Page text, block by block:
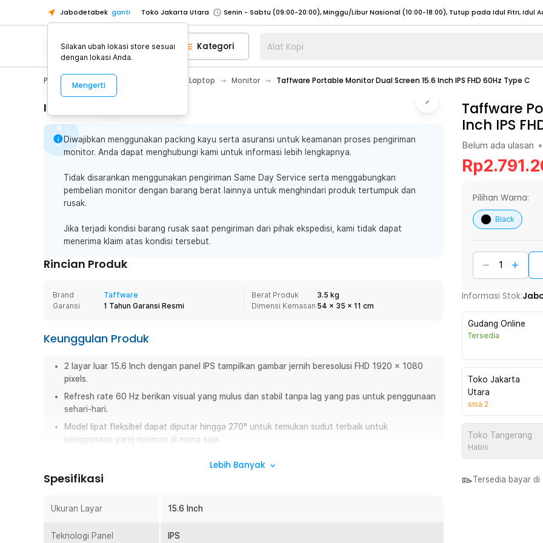
Jabodetabek ganti Toko Jakarta Utara
Toko Tangerang
Toko Cikupa
Pick n Go Jakarta Barat
Senin - Jumat (07:00 - 20:00), Sabtu - Minggu (08:00 - 20:00), Tutup pada Idul Fitri
Pick n Go Bekasi
Senin - Jumat (08:00 - 20:00), Sabtu - Minggu/ Libur Nasional (08:00 - 17:00) Selengkapnya
Senin - Jumat (08:00 - 20:00), Sabtu - Minggu/ Libur Nasional (08:00 - 17:00) Selengkapnya
Senin - Sabtu (09:00-20:00), Minggu/Libur Nasional (12:00-20:00), Tutup pada Idul Fitri
Toko Jakarta Barat
Senin - Sabtu (09:00-20:00), Minggu/Libur Nasional (12:00-20:00), Tutup pada Idul Fitri
Toko Jakarta Utara
Toko Tangerang
Toko Cikupa
Senin - Jumat (07:00 - 20:00), Sabtu - Minggu (08:00 - 20:00), Tutup pada Idul Fitri
Pick n Go Bekasi
Senin - Jumat (08:00 - 20:00), Sabtu - Minggu/ Libur Nasional (08:00 - 17:00)
Selengkapnya
Kategori Alat Kopi
PC & Laptop Aksesoris Komputer & Laptop Monitor Taffware Portable Monitor Dual Screen 15.6 Inch IPS FHD 60Hz Type C
Informasi Penting
Diwajibkan menggunakan packing kayu serta asuransi untuk keamanan proses pengiriman
monitor. Anda dapat menghubungi kami untuk informasi lebih lengkapnya.
Tidak disarankan menggunakan pengiriman Same Day Service serta menggabungkan
pembelian monitor dengan barang berat lainnya untuk menghindari produk tertumpuk dan
rusak.
Jika terjadi kondisi barang rusak saat pengiriman dari pihak ekspedisi, kami tidak dapat
menerima klaim atas kondisi tersebut.
Rincian Produk
Brand
Taffware
Garansi
1 Tahun Garansi Resmi
Berat Produk
3.5 kg
Dimensi Kemasan 54 x 35 x 11 cm
Keunggulan Produk
2 layar luar 15.6 Inch dengan panel IPS tampilkan gambar jernih beresolusi FHD 1920 x 1080
pixels.
Refresh rate 60 Hz berikan visual yang mulus dan stabil tanpa lag yang pas untuk penggunaan
sehari-hari.
Model lipat fleksibel dapat diputar hingga 270° untuk temukan sudut terbaik untuk
penggunaan yang nyaman di mana saja.
Lebih Banyak
Spesifikasi
Ukuran Layar 15.6 Inch
Teknologi Panel IPS
Taffware
Inch IPS
Belum ada ulasan •
Rp
Pilihan Warna:
Black
Informasi Stok:
Gudang Online
Tersedia
Toko Jakarta
Utara
sisa 2
Toko Tangerang
Habis
Tersedia bayar
Silakan ubah lokasi store sesuai
dengan lokasi Anda.
Mengerti